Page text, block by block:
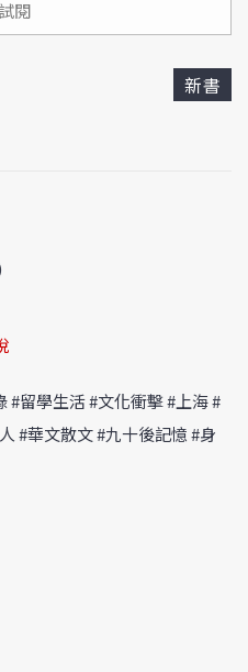
閱
新書
#留學生活 #文化衝擊 #上海 #
#華文散文 #九十後記憶 #身